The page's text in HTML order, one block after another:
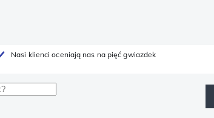
Nasi klienci oceniają nas na pięć gwiazdek